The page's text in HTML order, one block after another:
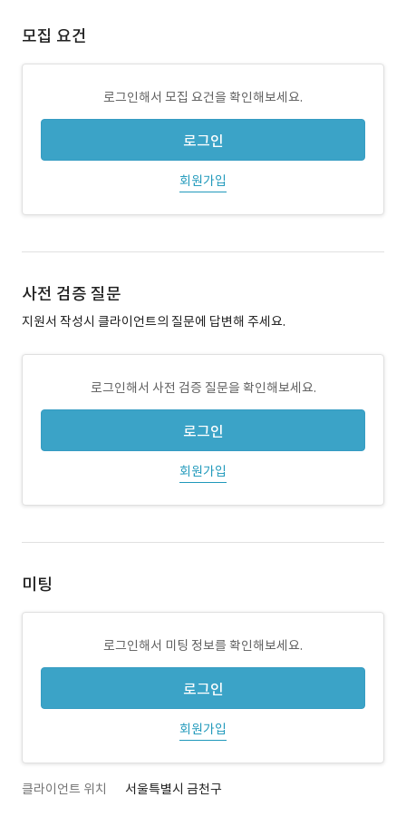
모집 요건
로그인해서 모집 요건을 확인해보세요.
로그인
회원가입
사전 검증 질문
지원서 작성시 클라이언트의 질문에 답변해 주세요.
로그인해서 사전 검증 질문을 확인해보세요.
로그인
회원가입
미팅
로그인해서 미팅 정보를 확인해보세요.
로그인
회원가입
클라이언트 위치 서울특별시 금천구